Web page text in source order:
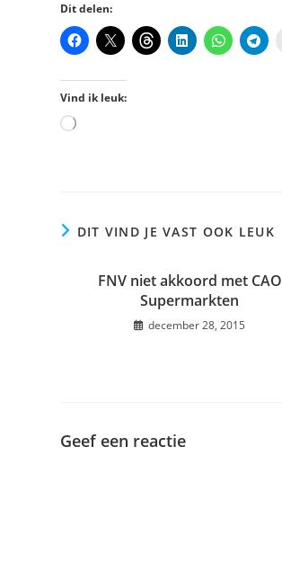
Dit delen:
Vind ik leuk:
DIT VIND JE VAST OOK LEUK
FNV niet akkoord met CAO
Supermarkten
december 28, 2015
Geef een reactie